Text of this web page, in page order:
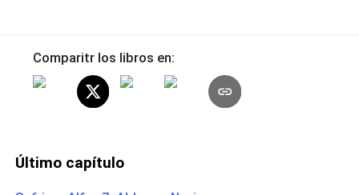
Comparitr los libros en:
Último capítulo